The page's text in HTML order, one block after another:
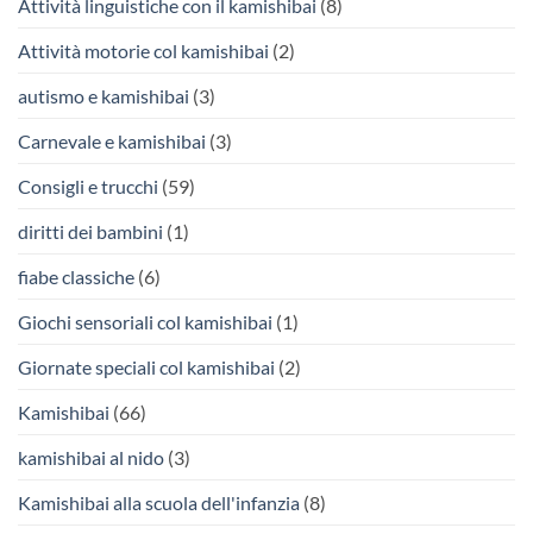
Attività linguistiche con il kamishibai (8)
Attività motorie col kamishibai (2)
autismo e kamishibai (3)
Carnevale e kamishibai (3)
Consigli e trucchi (59)
diritti dei bambini (1)
fiabe classiche (6)
Giochi sensoriali col kamishibai (1)
Giornate speciali col kamishibai (2)
Kamishibai (66)
kamishibai al nido (3)
Kamishibai alla scuola dell'infanzia (8)